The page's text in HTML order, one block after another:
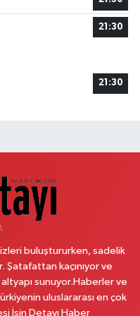
Sokak No:6 A Sarıgazi
Sultangazi İstanbul
No:267 A Sultanbeyli İstanbul
21:30
21:30
buluştururken, sadelik
kaçınıyor ve
sunuyor.Haberler ve
uluslararası en çok
İşin Detayı Haber